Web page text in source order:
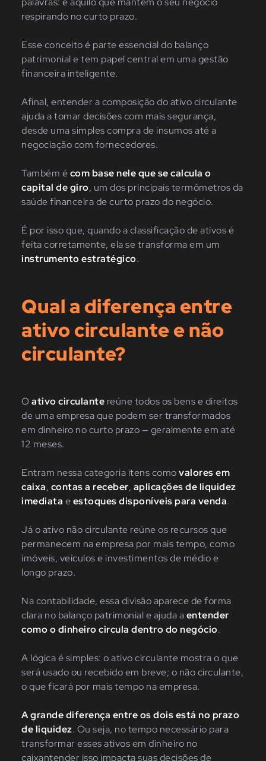
respirando no curto prazo.
Esse conceito é parte essencial do balanço
patrimonial e tem papel central em uma gestão
financeira inteligente.
Afinal, entender a composição do ativo circulante
ajuda a tomar decisões com mais segurança,
desde uma simples compra de insumos até a
negociação com fornecedores.
Também écom base nele que se calcula o
capital de giro, um dos principais termômetros da
saúde financeira de curto prazo do negócio.
É por isso que, quando a classificação de ativos é
feita corretamente, ela se transforma em um
instrumento estratégico.
Qual a diferença entre
ativo circulante e não
circulante?
Oativo circulante reúne todos os bens e direitos
de uma empresa que podem ser transformados
em dinheiro no curto prazo — geralmente em até
12 meses.
Entram nessa categoria itens comovalores em
caixa, contas a receber, aplicações de liquidez
imediata eestoques disponíveis para venda.
Já o ativo não circulante reúne os recursos que
permanecem na empresa por mais tempo, como
imóveis, veículos e investimentos de médio e
longo prazo.
Na contabilidade, essa divisão aparece de forma
clara no balanço patrimonial e ajuda aentender
como o dinheiro circula dentro do negócio.
A lógica é simples: o ativo circulante mostra o que
será usado ou recebido em breve; o não circulante,
o que ficará por mais tempo na empresa.
A grande diferença entre os dois está no prazo
de liquidez. Ou seja, no tempo necessário para
transformar esses ativos em dinheiro no
caixantender isso impacta suas decisões de